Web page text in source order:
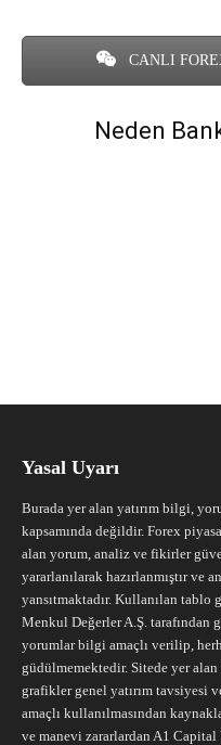
CANLI
Neden
Yasal Uyarı
Burada yer alan yatırım bilgi,
kapsamında değildir. Forex
alan yorum, analiz ve fikirler
yararlanılarak hazırlanmıştır
yansıtmaktadır. Kullanılan
Menkul Değerler A.Ş.
yorumlar bilgi amaçlı verilip,
güdülmemektedir. Sitede yer
grafikler genel yatırım
amaçlı kullanılmasından
ve manevi zararlardan A1